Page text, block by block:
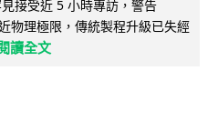
接受近 5 小時專訪，警告
物理極限，傳統製程升級已失經
讀全文